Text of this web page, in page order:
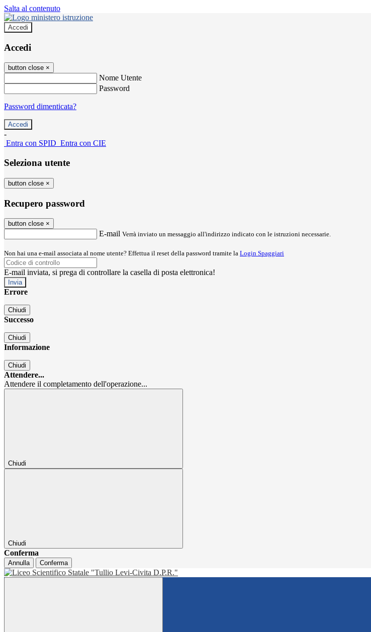
Salta al contenuto
Accedi
Accedi
button close ×
Nome Utente
Password
Password dimenticata?
-
Entra con SPID Entra con CIE
Seleziona utente
button close ×
Recupero password
button close ×
E-mail Verrà inviato un messaggio all'indirizzo indicato con le istruzioni necessarie.
Non hai una e-mail associata al nome utente? Effettua il reset della password tramite la Login Spaggiari
E-mail inviata, si prega di controllare la casella di posta elettronica!
Errore
Chiudi
Successo
Chiudi
Informazione
Chiudi
Attendere...
Attendere il completamento dell'operazione...
Chiudi
Chiudi
Conferma
Annulla Conferma